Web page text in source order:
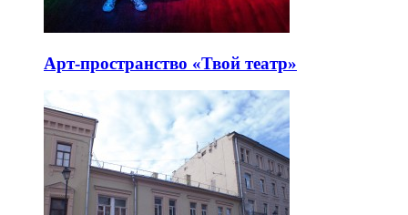
Арт-пространство «Твой театр»